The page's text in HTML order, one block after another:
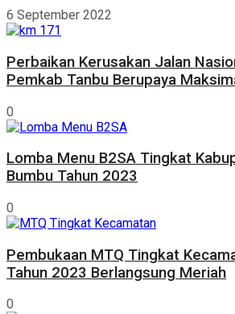
6 September 2022
Perbaikan Kerusakan Jalan
Pemkab Tanbu Berupaya
0
Lomba Menu B2SA Tingkat
Bumbu Tahun 2023
0
Pembukaan MTQ Tingkat
Tahun 2023 Berlangsung Meriah
0